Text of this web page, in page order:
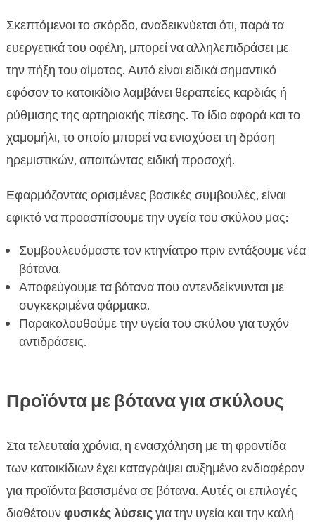
Σκεπτόμενοι το σκόρδο, αναδεικνύεται ότι, παρά τα
ευεργετικά του οφέλη, μπορεί να αλληλεπιδράσει με
την πήξη του αίματος. Αυτό είναι ειδικά σημαντικό
εφόσον το κατοικίδιο λαμβάνει θεραπείες καρδιάς ή
ρύθμισης της αρτηριακής πίεσης. Το ίδιο αφορά και το
χαμομήλι, το οποίο μπορεί να ενισχύσει τη δράση
ηρεμιστικών, απαιτώντας ειδική προσοχή.
Εφαρμόζοντας ορισμένες βασικές συμβουλές, είναι
εφικτό να προασπίσουμε την υγεία του σκύλου μας:
Συμβουλευόμαστε τον κτηνίατρο πριν εντάξουμε νέα
βότανα.
Αποφεύγουμε τα βότανα που αντενδείκνυνται με
συγκεκριμένα φάρμακα.
Παρακολουθούμε την υγεία του σκύλου για τυχόν
αντιδράσεις.
Προϊόντα με βότανα για σκύλους
Στα τελευταία χρόνια, η ενασχόληση με τη φροντίδα
των κατοικίδιων έχει καταγράψει αυξημένο ενδιαφέρον
για προϊόντα βασισμένα σε βότανα. Αυτές οι επιλογές
διαθέτουνφυσικές λύσειςγια την υγεία και την καλή